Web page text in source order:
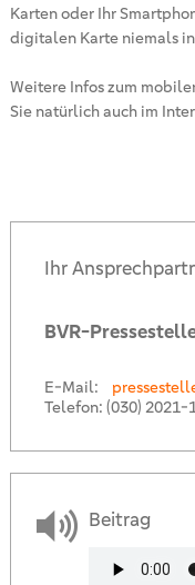
Karten oder Ihr
digitalen Karte niemals
Weitere Infos zum
Sie natürlich auch im
Ihr
BVR-
E-Mail:
Telefon: (030) 2021-
Beitrag